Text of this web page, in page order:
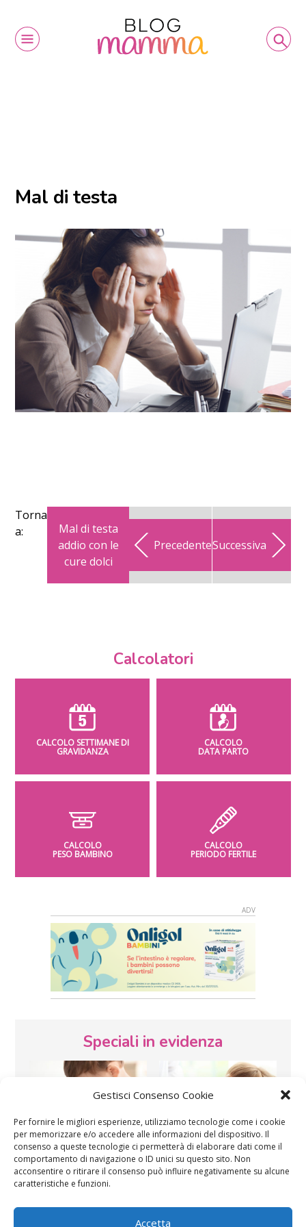
Gestisci Consenso Cookie
Per fornire le migliori esperienze, utilizziamo tecnologie come i cookie
per memorizzare e/o accedere alle informazioni del dispositivo. Il
consenso a queste tecnologie ci permetterà di elaborare dati come il
comportamento di navigazione o ID unici su questo sito. Non
acconsentire o ritirare il consenso può influire negativamente su alcune
caratteristiche e funzioni.
Accetta
Mal di testa
Torna
a:
Mal di testa
addio con le
cure dolci
PrecedenteSuccessiva
Calcolatori
CALCOLO SETTIMANE DI
GRAVIDANZA
CALCOLO
DATA PARTO
CALCOLO
PESO BAMBINO
CALCOLO
PERIODO FERTILE
Speciali in evidenza
Vaccini SOS Pediatra